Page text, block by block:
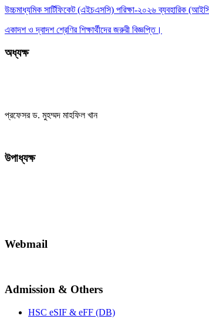
উচ্চমাধ্যমিক সার্টিফিকেট (এইচএসসি) পরিক্ষা-২০২৬ ব্যবহারিক
একাদশ ও দ্বাদশ শ্রেণির শিক্ষার্থীদের জরুরী বিজ্ঞপ্তি।
অধ্যক্ষ
প্রফেসর ড. মুহম্মদ মাহফিল খান
উপাধ্যক্ষ
Webmail
Admission & Others
HSC eSIF & eFF (DB)